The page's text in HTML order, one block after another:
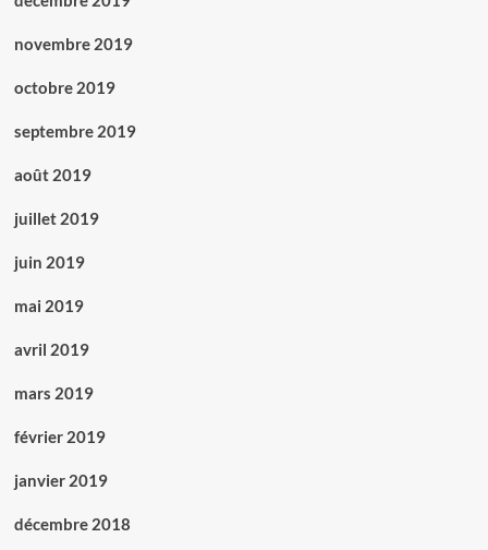
novembre 2019
octobre 2019
septembre 2019
août 2019
juillet 2019
juin 2019
mai 2019
avril 2019
mars 2019
février 2019
janvier 2019
décembre 2018